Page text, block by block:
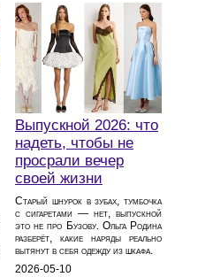
Выпускной 2026: что
надеть, чтобы не
просрали вечер
своей жизни
Старый шнурок в зубах, тумбочка
с сигаретами — нет, выпускной
это не про Бузову. Ольга Родина
разберёт, какие наряды реально
вытянут в себя одежду из шкафа.
2026-05-10